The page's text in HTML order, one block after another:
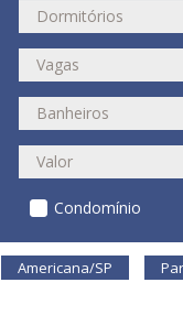
Condomínio
Americana/SP